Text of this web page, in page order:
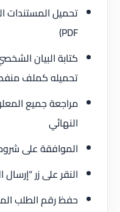
تحميل المستندات
PDF)
كتابة البيان
تحميله كملف
مراجعة جميع
النهائي
الموافقة على
النقر على زر
حفظ رقم الطلب